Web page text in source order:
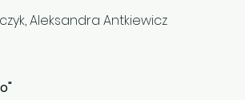
Aleksandra Antkiewicz